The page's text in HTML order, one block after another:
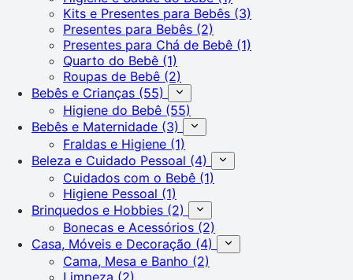
Kits e Presentes para Bebês (3)
Presentes para Bebês (2)
Presentes para Chá de Bebê (1)
Quarto do Bebê (1)
Roupas de Bebê (2)
Bebês e Crianças (55)
Higiene do Bebê (55)
Bebês e Maternidade (3)
Fraldas e Higiene (1)
Beleza e Cuidado Pessoal (4)
Cuidados com o Bebê (1)
Higiene Pessoal (1)
Brinquedos e Hobbies (2)
Bonecas e Acessórios (2)
Casa, Móveis e Decoração (4)
Cama, Mesa e Banho (2)
Limpeza (2)